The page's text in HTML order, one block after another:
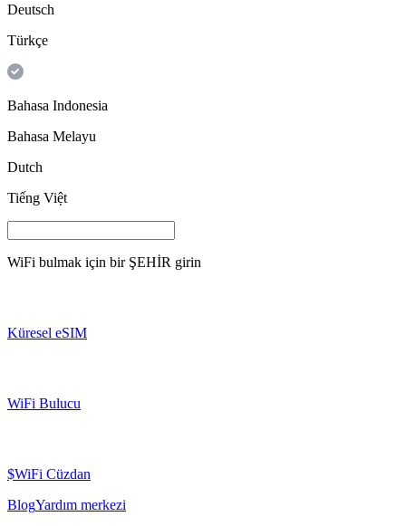
Deutsch
Türkçe
Bahasa Indonesia
Bahasa Melayu
Dutch
Tiếng Việt
WiFi bulmak için bir ŞEHİR girin
Küresel eSIM
WiFi Bulucu
$WiFi Cüzdan
BlogYardım merkezi